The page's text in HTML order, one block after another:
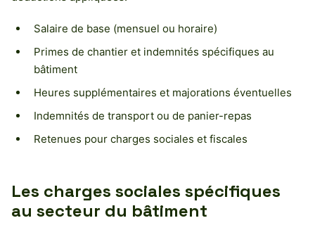
Salaire de base (mensuel ou horaire)
Primes de chantier et indemnités spécifiques au
bâtiment
Heures supplémentaires et majorations éventuelles
Indemnités de transport ou de panier-repas
Retenues pour charges sociales et fiscales
Les charges sociales spécifiques
au secteur du bâtiment